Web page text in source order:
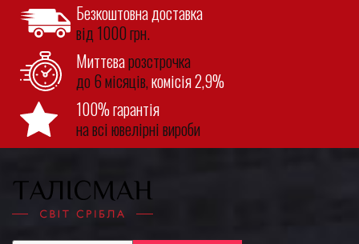
Безкоштовна доставка
від 1000 грн.
Миттєварозстрочка
до 6 місяців,комісія 2,9%
100% гарантія
на всі ювелірні вироби